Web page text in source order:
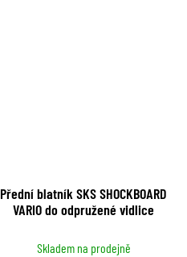
Přední blatník SKS SHOCKBOARD
VARIO do odpružené vidlice
Skladem na prodejně